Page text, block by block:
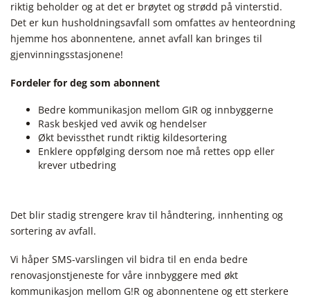
riktig beholder og at det er brøytet og strødd på vinterstid.
Det er kun husholdningsavfall som omfattes av henteordning
hjemme hos abonnentene, annet avfall kan bringes til
gjenvinningsstasjonene!
Fordeler for deg som abonnent
Bedre kommunikasjon mellom GIR og innbyggerne
Rask beskjed ved avvik og hendelser
Økt bevissthet rundt riktig kildesortering
Enklere oppfølging dersom noe må rettes opp eller
krever utbedring
Det blir stadig strengere krav til håndtering, innhenting og
sortering av avfall.
Vi håper SMS-varslingen vil bidra til en enda bedre
renovasjonstjeneste for våre innbyggere med økt
kommunikasjon mellom G!R og abonnentene og ett sterkere